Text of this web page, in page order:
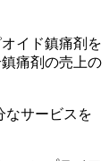
イド鎮痛剤を
痛剤の売上の
なサービスを